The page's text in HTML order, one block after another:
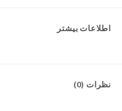
اطلاعات بیشتر
نظرات (0)